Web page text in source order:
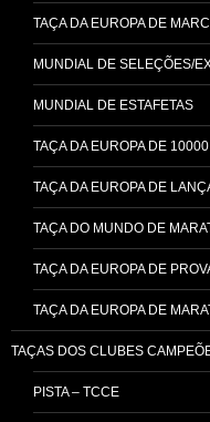
TAÇA DA EUROPA DE
MUNDIAL DE SELEÇÕES/
MUNDIAL DE ESTAFETAS
TAÇA DA EUROPA DE 10000
TAÇA DA EUROPA DE
TAÇA DO MUNDO DE
TAÇA DA EUROPA DE
TAÇA DA EUROPA DE
TAÇAS DOS CLUBES
PISTA – TCCE